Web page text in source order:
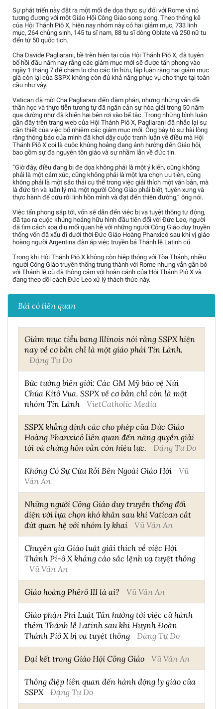
Sự phát triển này đặt ra một mối đe dọa thực sự đối với Rome vì nó
tương đương với một Giáo Hội Công Giáo song song. Theo thống kê
của Hội Thánh Piô X, hiện nay nhóm này có hai giám mục, 733 linh
mục, 264 chủng sinh, 145 tu sĩ nam, 88 tu sĩ dòng Oblate và 250 nữ tu
đến từ 50 quốc tịch.
Cha Davide Pagliarani, bề trên hiện tại của Hội Thánh Piô X, đã tuyên
bố hồi đầu năm nay rằng các giám mục mới sẽ được tấn phong vào
ngày 1 tháng 7 để chăm lo cho các tín hữu, lập luận rằng hai giám mục
già còn lại của SSPX không còn đủ khả năng phục vụ cho thực tại toàn
cầu như vậy.
Vatican đã mời Cha Pagliarani đến đàm phán, nhưng những vấn đề
thần học và thực tiễn tương tự đã ngăn cản sự hòa giải trong 50 năm
qua dường như đã khiến hai bên rơi vào bế tắc. Trong những bình luận
gần đây trên trang web của Hội Thánh Piô X, Pagliarani đã nhắc lại sự
cần thiết của việc bổ nhiệm các giám mục mới. Ông bày tỏ sự hài lòng
rằng thông báo của mình đã khơi dậy cuộc tranh luận về điều mà Hội
Thánh Piô X coi là cuộc khủng hoảng đang ảnh hưởng đến Giáo hội,
bao gồm sự đa nguyên tôn giáo và sự nhầm lẫn về đức tin.
“Giờ đây, điều đang bị đe dọa không phải là một ý kiến, cũng không
phải là một cảm xúc, cũng không phải là một lựa chọn ưu tiên, cũng
không phải là một sắc thái cụ thể trong việc giải thích một văn bản, mà
là đức tin và luân lý mà một người Công Giáo phải biết, tuyên xưng và
thực hành để cứu rỗi linh hồn mình và đạt đến thiên đường,” ông nói.
Việc tấn phong sắp tới, vốn sẽ dẫn đến việc bị vạ tuyệt thông tự động,
đã tạo ra cuộc khủng hoảng hữu hình đầu tiên đối với Đức Leo, người
đã tìm cách xoa dịu mối quan hệ với những người Công Giáo duy truyền
thống vốn đã xấu đi dưới thời Đức Giáo Hoàng Phanxicô sau khi vị giáo
hoàng người Argentina đàn áp việc truyền bá Thánh lễ Latinh cũ.
Trong khi Hội Thánh Piô X không còn hiệp thông với Tòa Thánh, nhiều
người Công Giáo truyền thống trung thành với Rome nhưng vẫn gắn bó
với Thánh lễ cũ đã thông cảm với hoàn cảnh của Hội Thánh Piô X và
đang theo dõi cách Đức Leo xử lý thách thức này.
Bài có liên quan
Giám mục tiểu bang Illinois nói rằng SSPX hiện
nay về cơ bản chỉ là một giáo phái Tin Lành.
Đặng Tự Do
Bức tường biên giới: Các GM Mỹ bảo vệ Núi
Chúa Kitô Vua. SSPX về cơ bản chỉ còn là một
nhóm Tin Lành
VietCatholic Media
SSPX khẳng định các cho phép của Đức Giáo
Hoàng Phanxicô liên quan đến năng quyền giải
tội và chứng hôn vẫn còn hiệu lực.
Đặng Tự Do
Không Có Sự Cứu Rỗi Bên Ngoài Giáo Hội
Vũ
Văn An
Những người Công Giáo duy truyền thống đối
diện với lựa chọn khó khăn sau khi Vatican cắt
đứt quan hệ với nhóm ly khai
Vũ Văn An
Chuyên gia Giáo luật giải thích về việc Hội
Thánh Pi-ô X kháng cáo sắc lệnh vạ tuyệt thông
Vũ Văn An
Giáo hoàng Phêrô III là ai? Vũ Văn An
Giáo phận Phi Luật Tân hướng tới việc cử hành
thêm Thánh lễ Latinh sau khi Huynh Đoàn
Thánh Piô X bị vạ tuyệt thông
Đặng Tự Do
Đại kết trong Giáo Hội Công Giáo Vũ Văn An
Thông điệp liên quan đến hành động ly giáo của
SSPX
Đặng Tự Do